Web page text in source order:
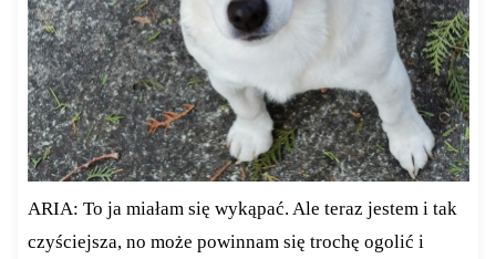
ARIA: To ja miałam się wykąpać. Ale teraz jestem i tak
czyściejsza, no może powinnam się trochę ogolić i